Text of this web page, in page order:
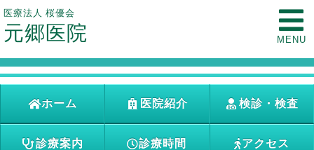
医療法人 桜優会
元郷医院 MENU
ホーム 医院紹介 検診・検査
診療案内 診療時間 アクセス